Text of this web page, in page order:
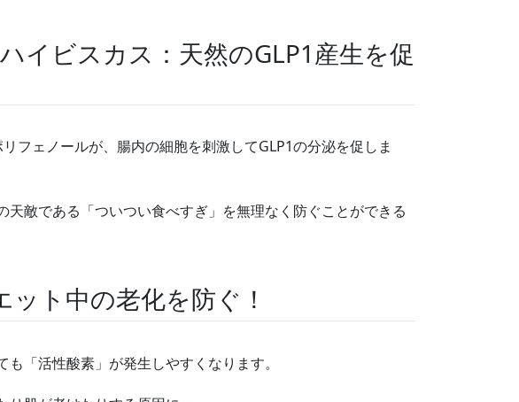
イビスカス：天然のGLP1産生を促
フェノールが、腸内の細胞を刺激してGLP1の分泌を促しま
天敵である「ついつい食べすぎ」を無理なく防ぐことができる
ト中の老化を防ぐ！
「活性酸素」が発生しやすくなります。